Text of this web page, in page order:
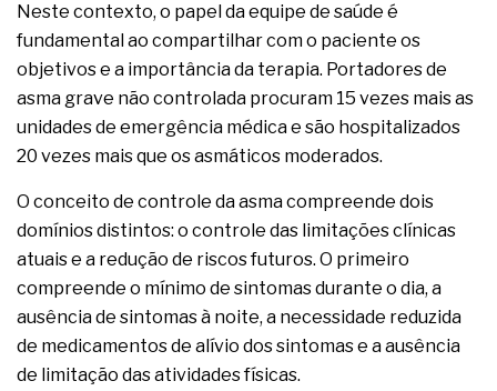
Neste contexto, o papel da equipe de saúde é
fundamental ao compartilhar com o paciente os
objetivos e a importância da terapia. Portadores de
asma grave não controlada procuram 15 vezes mais as
unidades de emergência médica e são hospitalizados
20 vezes mais que os asmáticos moderados.
O conceito de controle da asma compreende dois
domínios distintos: o controle das limitações clínicas
atuais e a redução de riscos futuros. O primeiro
compreende o mínimo de sintomas durante o dia, a
ausência de sintomas à noite, a necessidade reduzida
de medicamentos de alívio dos sintomas e a ausência
de limitação das atividades físicas.